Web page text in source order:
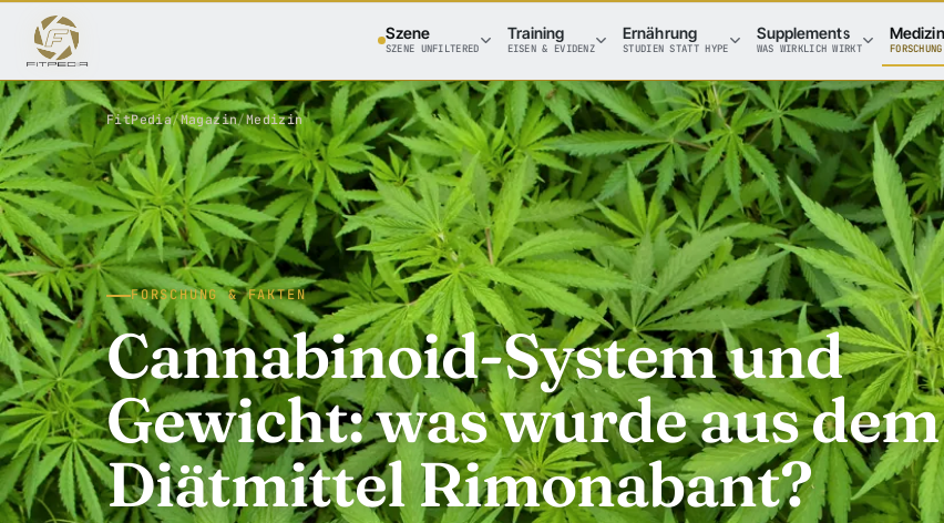
Szene
SZENE UNFILTERED
Training
EISEN & EVIDENZ
Ernährung
STUDIEN STATT HYPE
Supplements
WAS WIRKLICH WIRKT
Medizin
FitPedia/Magazin/Medizin
FORSCHUNG & FAKTEN
Cannabinoid-System und
Gewicht: was wurde aus dem
Diätmittel Rimonabant?